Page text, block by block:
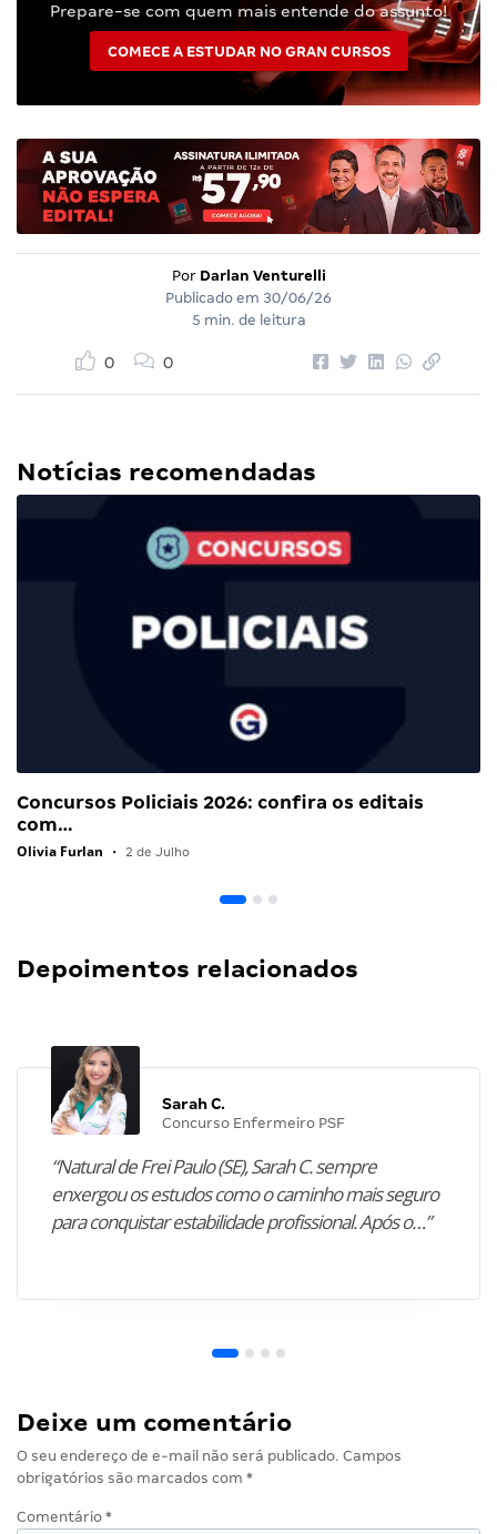
Prepare-se com quem mais entende do assunto!
COMECE A ESTUDAR NO GRAN CURSOS
Por Darlan Venturelli
Publicado em 30/06/26
5 min. de leitura
0 0
Notícias recomendadas
Concursos Policiais 2026: confira os editais
com…
Olivia Furlan • 2 de Julho
Depoimentos relacionados
Sarah C.
Concurso Enfermeiro PSF
“Natural de Frei Paulo (SE), Sarah C. sempre
enxergou os estudos como o caminho mais seguro
para conquistar estabilidade profissional. Após o…”
Deixe um comentário
O seu endereço de e-mail não será publicado. Campos
obrigatórios são marcados com *
Comentário *